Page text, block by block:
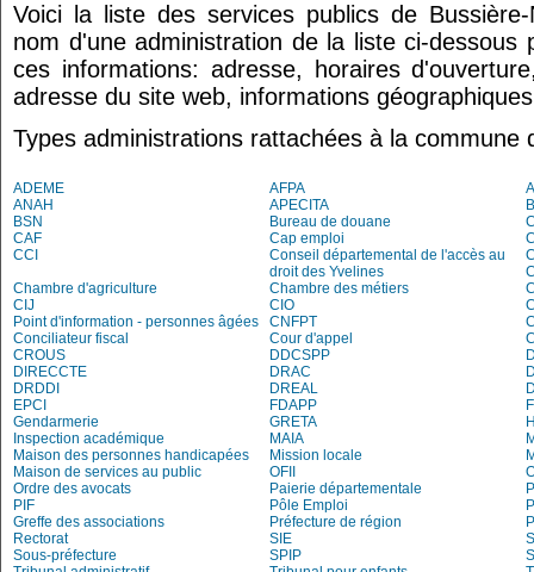
Voici la liste des services publics de
nom d'une administration de la liste ci-dessous
ces informations: adresse, horaires
adresse du site web, informations
Types administrations rattachées à la commune
ADEME AFPA
ANAH
APECITA
BSN
Bureau de douane
CAF
Cap emploi
CCI
Conseil départemental de l'accès au
droit des Yvelines
Chambre d'agriculture
Chambre des métiers
CIJ
CIO
Point d'information - personnes âgées
CNFPT
Conciliateur fiscal
Cour d'appel
CROUS
DDCSPP
DIRECCTE
DRAC
DRDDI
DREAL
EPCI
FDAPP
Gendarmerie
GRETA
Inspection académique
MAIA
Maison des personnes handicapées
Mission locale
Maison de services au public
OFII
Ordre des avocats
Paierie départementale
PIF
Pôle Emploi
Greffe des associations
Préfecture de région
Rectorat
SIE
Sous-préfecture
SPIP